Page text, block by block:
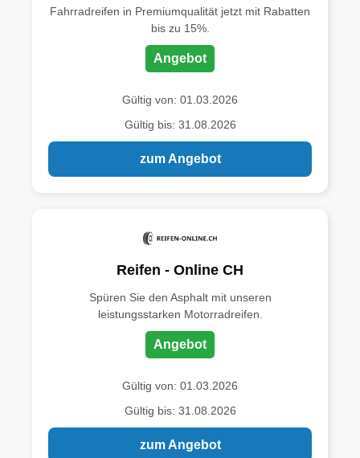
Fahrradreifen in Premiumqualität jetzt mit Rabatten
bis zu 15%.
Angebot
Gültig von: 01.03.2026
Gültig bis: 31.08.2026
zum Angebot
Reifen - Online CH
Spüren Sie den Asphalt mit unseren
leistungsstarken Motorradreifen.
Angebot
Gültig von: 01.03.2026
Gültig bis: 31.08.2026
zum Angebot